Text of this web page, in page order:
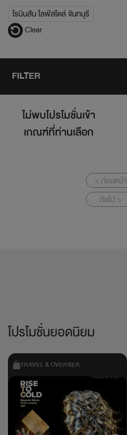
โรบินสัน ไลฟ์สไตล์ จันทบุรี
Clear
FILTER
ไม่พบโปรโมชั่นเข้า
เกณฑ์ที่ท่านเลือก
< ก่อนหน้า
ถัดไป >
โปรโมชั่นยอดนิยม
TRAVEL & OVERSEA